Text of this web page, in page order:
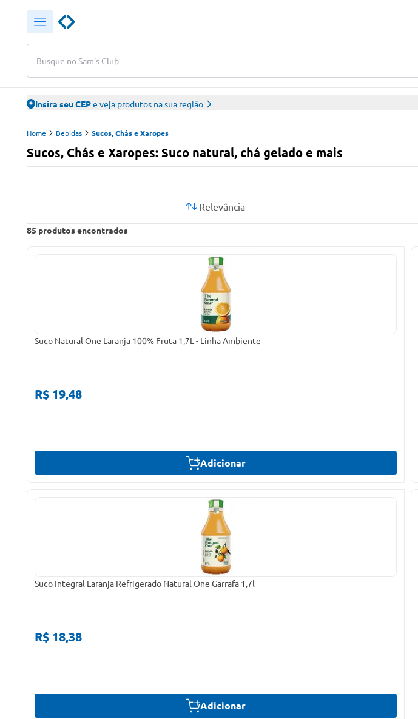
Busque no Sam's Club
Insira seu CEPe veja produtos na sua região
Home Bebidas Sucos, Chás e Xaropes
Sucos, Chás e Xaropes: Suco natural, chá gelado e mais
85 produtos encontrados
Relevância
Suco Natural One Laranja 100% Fruta 1,7L - Linha Ambiente
R$ 19,48
Adicionar
Suco Integral Laranja Refrigerado Natural One Garrafa 1,7l
R$ 18,38
Adicionar